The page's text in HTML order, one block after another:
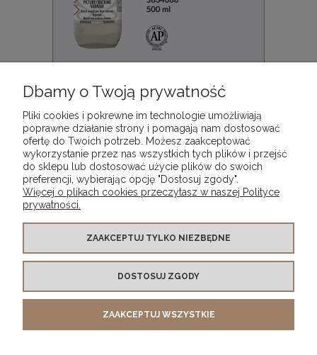
Werniks do spękań - krakowanie Maimeri Picture
Cracking Varnish 688, opak. 500 ml
84,90 zł
WARUNKI ZAKUPÓW
MOJE KONTO
INFORMACJE O SKLEPIE
Dbamy o Twoją prywatność
Pliki cookies i pokrewne im technologie umożliwiają
poprawne działanie strony i pomagają nam dostosować
ofertę do Twoich potrzeb. Możesz zaakceptować
wykorzystanie przez nas wszystkich tych plików i przejść
do sklepu lub dostosować użycie plików do swoich
preferencji, wybierając opcję "Dostosuj zgody".
Więcej o plikach cookies przeczytasz w naszej Polityce
prywatności.
ZAAKCEPTUJ TYLKO NIEZBĘDNE
DOSTOSUJ ZGODY
ZAAKCEPTUJ WSZYSTKIE